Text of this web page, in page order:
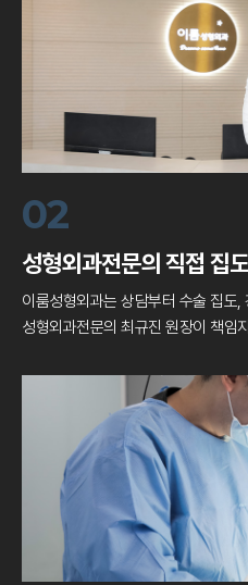
02
성형외과전문의 직접 집
이룸성형외과는 상담부터 수술 집도
성형외과전문의 최규진 원장이 책임